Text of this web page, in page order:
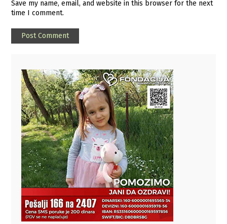
Save my name, email, and website in this browser for the next
time I comment.